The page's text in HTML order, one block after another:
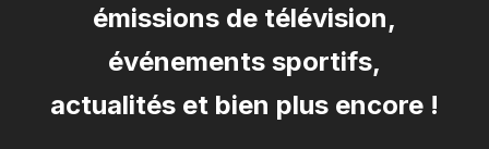
émissions de télévision,
événements sportifs,
actualités et bien plus encore !